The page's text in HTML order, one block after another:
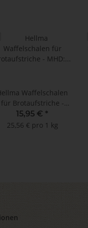
Waffelschalen
für Brotaufstriche -
26.03.2026 !! (480
Stück)
15,95 € *
25,56 € pro 1 kg